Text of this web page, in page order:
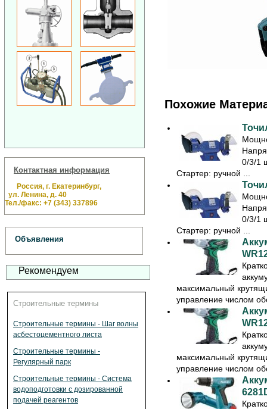
Контактная информация
Россия, г. Екатеринбург,
ул. Ленина, д. 40
Тел./факс: +7 (343) 337896
Объявления
Рекомендуем
Строительные термины
Строительные термины - Шаг волны
асбестоцементного листа
Строительные термины -
Регулярный парк
Строительные термины - Система
водоподготовки с дозированной
подачей реагентов
Похожие
0/3/1
Стартер: ручной ...
0/3/1
Стартер: ручной ...
максимальный
управление числом
максимальный
управление числом